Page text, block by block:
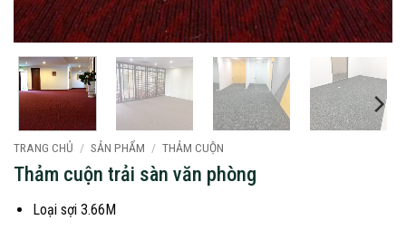
TRANG CHỦ / SẢN PHẨM / THẢM CUỘN
Thảm cuộn trải sàn văn phòng
Loại sợi 3.66M